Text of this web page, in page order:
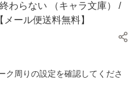
わらない （キャラ文庫） /
ール便送料無料】
ク周りの設定を確認してくださ